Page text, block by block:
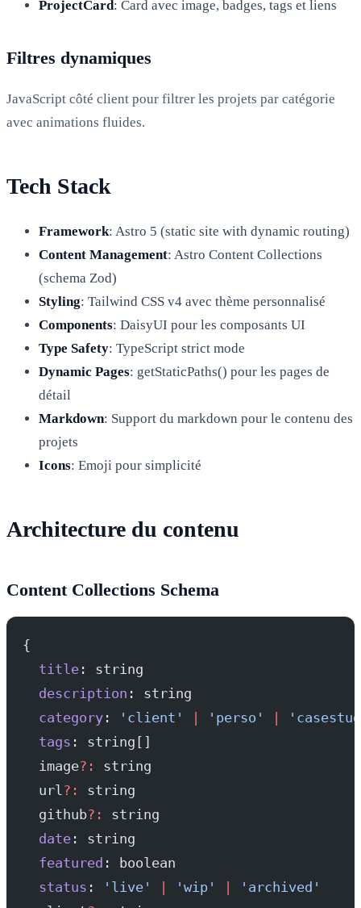
ProjectCard: Card avec image, badges, tags et liens
Filtres dynamiques
JavaScript côté client pour filtrer les projets par catégorie
avec animations fluides.
Tech Stack
Framework: Astro 5 (static site with dynamic routing)
Content Management: Astro Content Collections
(schema Zod)
Styling: Tailwind CSS v4 avec thème personnalisé
Components: DaisyUI pour les composants UI
Type Safety: TypeScript strict mode
Dynamic Pages: getStaticPaths() pour les pages de
détail
Markdown: Support du markdown pour le contenu des
projets
Icons: Emoji pour simplicité
Architecture du contenu
Content Collections Schema
{
  title
: string
  description
: string
  category
: 'client' | 'perso' |
  tags
: string[]
  image
?:
string
  url
?:
string
  github
?:
string
  date
: string
  featured
: boolean
  status
: 'live' | 'wip' |
'archived'